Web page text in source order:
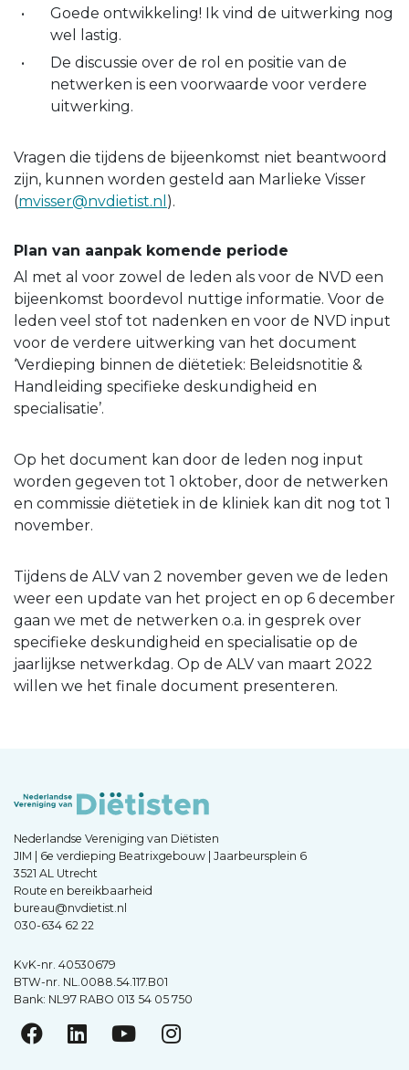
Goede ontwikkeling! Ik vind de uitwerking nog
wel lastig.
De discussie over de rol en positie van de
netwerken is een voorwaarde voor verdere
uitwerking.
Vragen die tijdens de bijeenkomst niet beantwoord
zijn, kunnen worden gesteld aan Marlieke Visser
(mvisser@nvdietist.nl ).
Plan van aanpak komende periode
Al met al voor zowel de leden als voor de NVD een
bijeenkomst boordevol nuttige informatie. Voor de
leden veel stof tot nadenken en voor de NVD input
voor de verdere uitwerking van het document
‘Verdieping binnen de diëtetiek: Beleidsnotitie &
Handleiding specifieke deskundigheid en
specialisatie’.
Op het document kan door de leden nog input
worden gegeven tot 1 oktober, door de netwerken
en commissie diëtetiek in de kliniek kan dit nog tot 1
november.
Tijdens de ALV van 2 november geven we de leden
weer een update van het project en op 6 december
gaan we met de netwerken o.a. in gesprek over
specifieke deskundigheid en specialisatie op de
jaarlijkse netwerkdag. Op de ALV van maart 2022
willen we het finale document presenteren.
Nederlandse Vereniging van Diëtisten
JIM | 6e verdieping Beatrixgebouw | Jaarbeursplein 6
3521 AL Utrecht
Route en bereikbaarheid
bureau@nvdietist.nl
030-634 62 22
KvK-nr. 40530679
BTW-nr. NL.0088.54.117.B01
Bank: NL97 RABO 013 54 05 750